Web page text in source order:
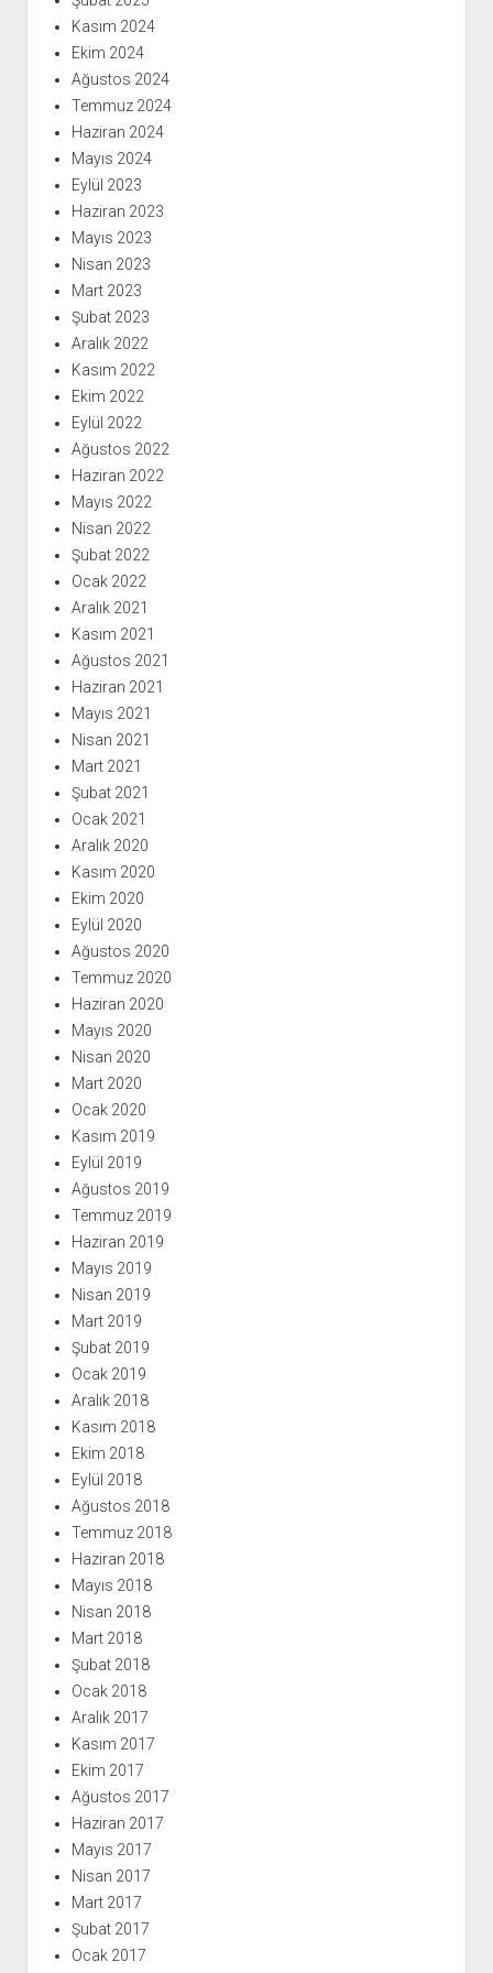
Kasım 2024
Ekim 2024
Ağustos 2024
Temmuz 2024
Haziran 2024
Mayıs 2024
Eylül 2023
Haziran 2023
Mayıs 2023
Nisan 2023
Mart 2023
Şubat 2023
Aralık 2022
Kasım 2022
Ekim 2022
Eylül 2022
Ağustos 2022
Haziran 2022
Mayıs 2022
Nisan 2022
Şubat 2022
Ocak 2022
Aralık 2021
Kasım 2021
Ağustos 2021
Haziran 2021
Mayıs 2021
Nisan 2021
Mart 2021
Şubat 2021
Ocak 2021
Aralık 2020
Kasım 2020
Ekim 2020
Eylül 2020
Ağustos 2020
Temmuz 2020
Haziran 2020
Mayıs 2020
Nisan 2020
Mart 2020
Ocak 2020
Kasım 2019
Eylül 2019
Ağustos 2019
Temmuz 2019
Haziran 2019
Mayıs 2019
Nisan 2019
Mart 2019
Şubat 2019
Ocak 2019
Aralık 2018
Kasım 2018
Ekim 2018
Eylül 2018
Ağustos 2018
Temmuz 2018
Haziran 2018
Mayıs 2018
Nisan 2018
Mart 2018
Şubat 2018
Ocak 2018
Aralık 2017
Kasım 2017
Ekim 2017
Ağustos 2017
Haziran 2017
Mayıs 2017
Nisan 2017
Mart 2017
Şubat 2017
Ocak 2017